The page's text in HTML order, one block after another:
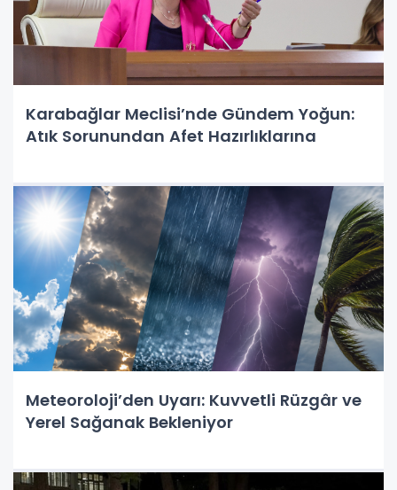
Karabağlar Meclisi’nde Gündem Yoğun:
Atık Sorunundan Afet Hazırlıklarına
Meteoroloji’den Uyarı: Kuvvetli Rüzgâr ve
Yerel Sağanak Bekleniyor